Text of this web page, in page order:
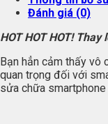
Đánh giá (0)
HOT HOT HOT!
Bạn hẳn cảm thấy vô
quan trọng đối với
sửa chữa